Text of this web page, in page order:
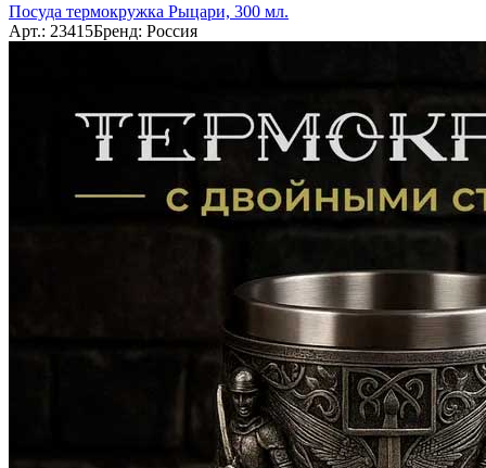
Посуда термокружка Рыцари, 300 мл.
Арт.: 23415Бренд: Россия